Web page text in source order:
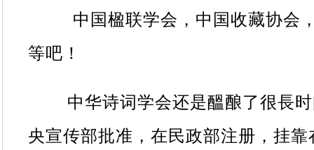
中国楹联学会，中国收藏协会
等吧！
中华诗词学会还是醞酿了很長时
央宣传部批准，在民政部注册，挂